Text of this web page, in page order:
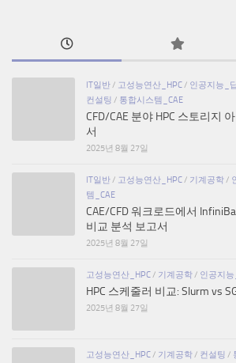
IT일반 / 고성능연산_HPC / 인공지능_
컨설팅 / 통합시스템_CAE
CFD/CAE 분야 HPC 스토리지
서
2025년 8월 27일
IT일반 / 고성능연산_HPC / 기계공학 /
템_CAE
CAE/CFD 워크로드에서
비교 분석 보고서
2025년 8월 27일
고성능연산_HPC / 기계공학 / 인공지
HPC 스케줄러 비교: Slurm vs
2025년 8월 27일
고성능연산_HPC / 기계공학 / 컨설팅 /